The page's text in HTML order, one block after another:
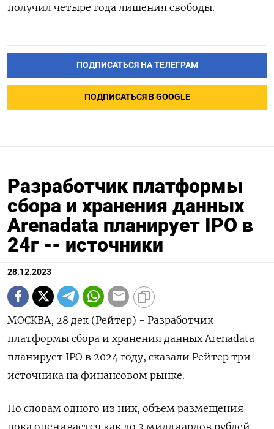
получил четыре года лишения свободы.
ПОДПИСАТЬСЯ НА ТЕЛЕГРАМ
ПОДПИСАТЬСЯ В GOOGLE
Разработчик платформы
сбора и хранения данных
Arenadata планирует IPO в
24г -- источники
28.12.2023
МОСКВА, 28 дек (Рейтер) - Разработчик
платформы сбора и хранения данных Arenadata
планирует IPO в 2024 году, сказали Рейтер три
источника на финансовом рынке.
По словам одного из них, объем размещения
пока оценивается как до 3 миллиардов рублей.